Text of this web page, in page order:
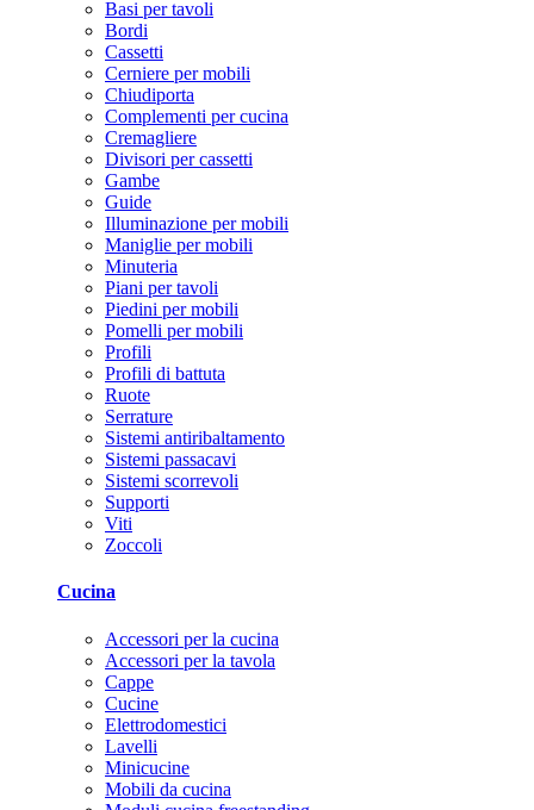
Basi per tavoli
Bordi
Cassetti
Cerniere per mobili
Chiudiporta
Complementi per cucina
Cremagliere
Divisori per cassetti
Gambe
Guide
Illuminazione per mobili
Maniglie per mobili
Minuteria
Piani per tavoli
Piedini per mobili
Pomelli per mobili
Profili
Profili di battuta
Ruote
Serrature
Sistemi antiribaltamento
Sistemi passacavi
Sistemi scorrevoli
Supporti
Viti
Zoccoli
Cucina
Accessori per la cucina
Accessori per la tavola
Cappe
Cucine
Elettrodomestici
Lavelli
Minicucine
Mobili da cucina